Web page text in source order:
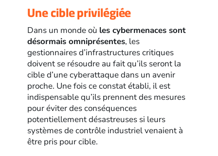
Une cible privilégiée
Dans un monde où les cybermenaces sont
désormais omniprésentes, les
gestionnaires d’infrastructures critiques
doivent se résoudre au fait qu’ils seront la
cible d’une cyberattaque dans un avenir
proche. Une fois ce constat établi, il est
indispensable qu’ils prennent des mesures
pour éviter des conséquences
potentiellement désastreuses si leurs
systèmes de contrôle industriel venaient à
être pris pour cible.